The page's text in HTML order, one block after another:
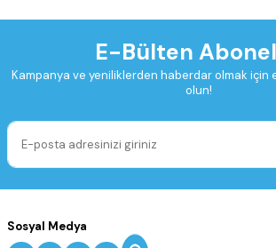
E-Bülten
Kampanya ve yeniliklerden haberdar olmak
olun!
Sosyal Medya